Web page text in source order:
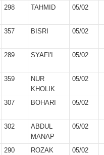
298 TAHMID 05/02
357
BISRI 05/02
289
SYAFI'I 05/02
359
NUR
KHOLIK
05/02
307
BOHARI 05/02
302
ABDUL
MANAP
05/02
290
ROZAK 05/02